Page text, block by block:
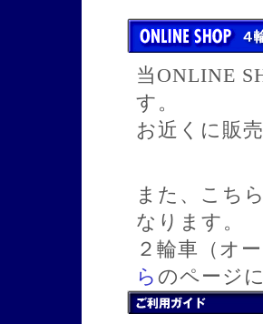
当ONLINE
す。
お近くに販
また、こち
なります。
２輪車（オ
ら のページ